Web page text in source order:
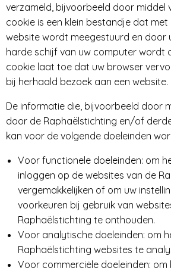
verzameld, bijvoorbeeld door middel
cookie is een klein bestandje dat met
website wordt meegestuurd en door
harde schijf van uw computer wordt
cookie laat toe dat uw browser
bij herhaald bezoek aan een website.
De informatie die, bijvoorbeeld door
door de Raphaëlstichting en/of
kan voor de volgende doeleinden
Voor functionele doeleinden: om
inloggen op de websites van de
vergemakkelijken of om uw
voorkeuren bij gebruik van
Raphaëlstichting te onthouden.
Voor analytische doeleinden: om
Raphaëlstichting websites te
Voor commerciële doeleinden: om